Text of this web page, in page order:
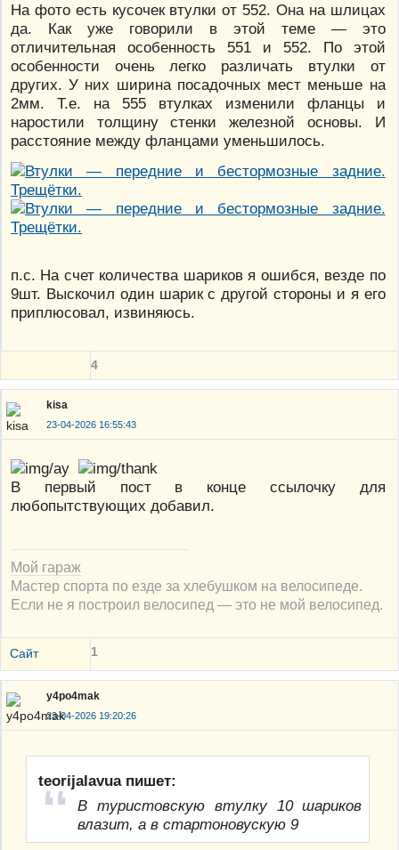
На фото есть кусочек втулки от 552. Она на шлицах
да. Как уже говорили в этой теме — это
отличительная особенность 551 и 552. По этой
особенности очень легко различать втулки от
других. У них ширина посадочных мест меньше на
2мм. Т.е. на 555 втулках изменили фланцы и
наростили толщину стенки железной основы. И
расстояние между фланцами уменьшилось.
п.с. На счет количества шариков я ошибся, везде по
9шт. Выскочил один шарик с другой стороны и я его
приплюсовал, извиняюсь.
4
kisa
23-04-2026 16:55:43
В первый пост в конце ссылочку для
любопытствующих добавил.
Мой гараж
Мастер спорта по езде за хлебушком на велосипеде.
Если не я построил велосипед — это не мой велосипед.
Сайт 1
y4po4mak
23-04-2026 19:20:26
teorijalavua пишет:
В туристовскую втулку 10 шариков
влазит, а в стартоновускую 9